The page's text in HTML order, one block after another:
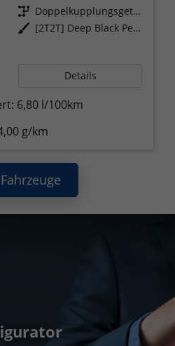
Getriebe
Doppelkupplungsgetriebe (DSG)
Außenfarbe
[2T2T] Deep Black Perleffekt
Details
6,80 l/100km
g/km